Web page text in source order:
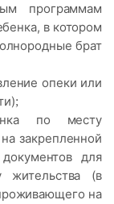
программам
в котором
брат
опеки или
;
по месту
закрепленной
для
жительства (в
на